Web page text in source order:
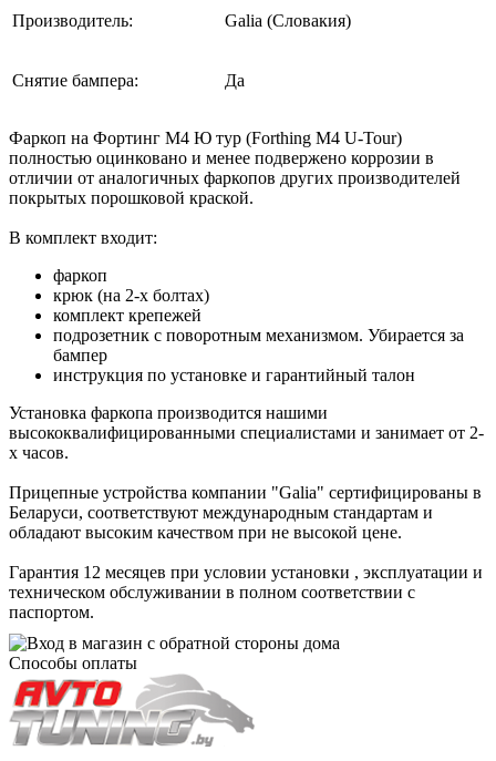
Производитель: Galia (Словакия)
Снятие бампера: Да
Фаркоп на Фортинг М4 Ю тур (Forthing M4 U-Tour)
полностью оцинковано и менее подвержено коррозии в
отличии от аналогичных фаркопов других производителей
покрытых порошковой краской.
В комплект входит:
фаркоп
крюк (на 2-х болтах)
комплект крепежей
подрозетник с поворотным механизмом. Убирается за
бампер
инструкция по установке и гарантийный талон
Установка фаркопа производится нашими
высококвалифицированными специалистами и занимает от 2-
х часов.
Прицепные устройства компании "Galia" сертифицированы в
Беларуси, соответствуют международным стандартам и
обладают высоким качеством при не высокой цене.
Гарантия 12 месяцев при условии установки , эксплуатации и
техническом обслуживании в полном соответствии с
паспортом.
Способы оплаты